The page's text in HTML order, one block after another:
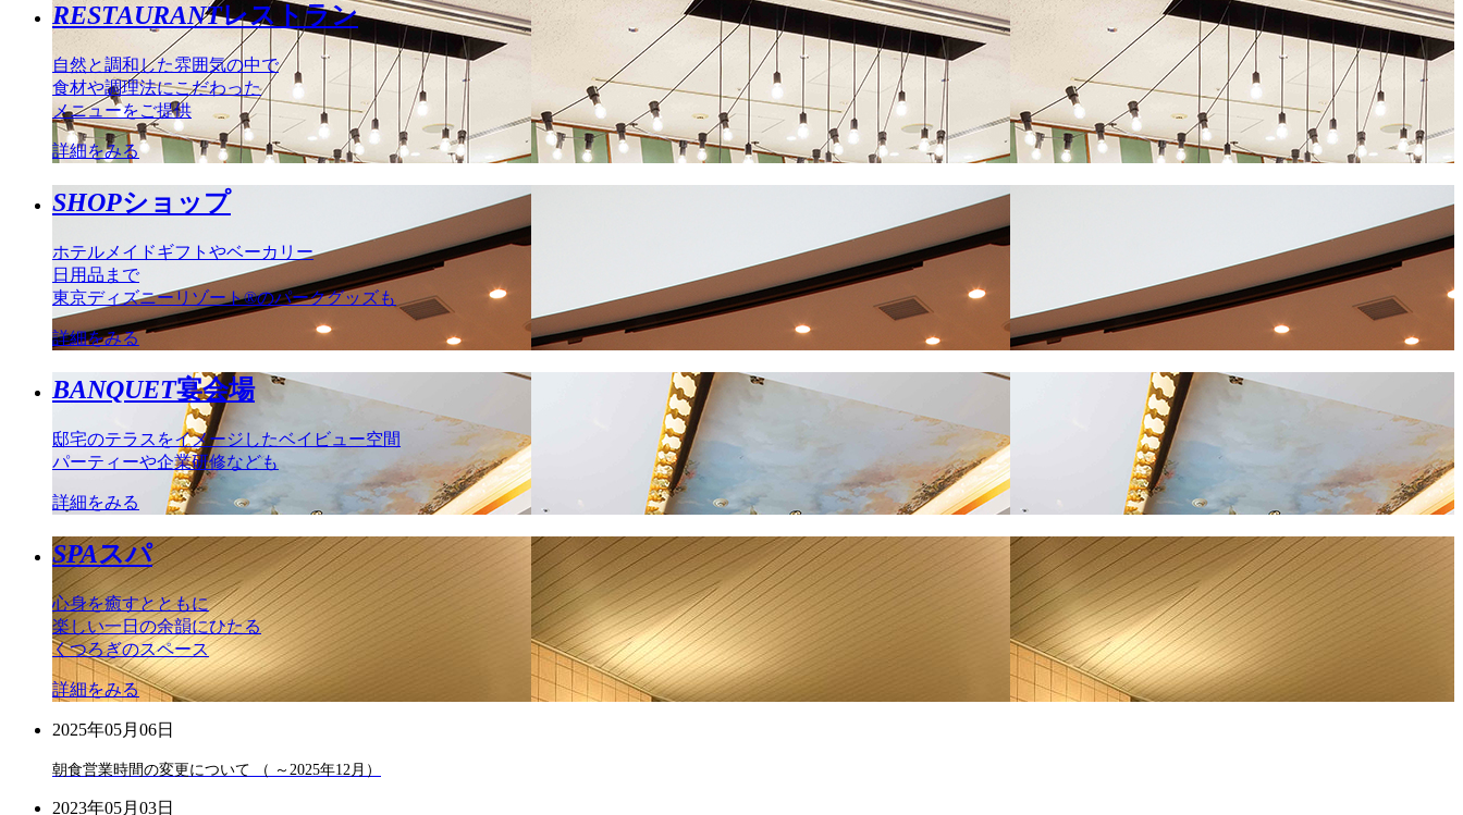
RESTAURANTレストラン
自然と調和した雰囲気の中で
食材や調理法にこだわった
メニューをご提供
詳細をみる
SHOPショップ
ホテルメイドギフトやベーカリー
日用品まで
東京ディズニーリゾート®のパークグッズも
詳細をみる
BANQUET宴会場
邸宅のテラスをイメージしたベイビュー空間
パーティーや企業研修なども
詳細をみる
SPAスパ
心身を癒すとともに
楽しい一日の余韻にひたる
くつろぎのスペース
詳細をみる
2025年05月06日
朝食営業時間の変更について （ ～2025年12月）
2023年05月03日